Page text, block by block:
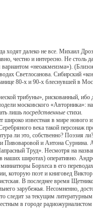
далеко не все. Михаил
честно и интересно. Не
«неоакмеизма»).
Светлосанова. Сибирский
80-х и 90-х блеснувшей в
трибуны», рискованный, ибо
московского «Авторника»:
лишь посредственные стихи.
известная в мире нового
века такой персонаж
ли это, собственно? Поэзия ли?
и Антона Сурнина. А
Труд». Несмотря на
наших широтах) оперативно.
Борхеса в его
которую поэт и книговед
В последнее время
зарубежья. Несомненно,
за текущим
в городе